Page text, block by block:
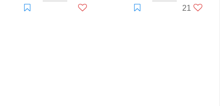
21